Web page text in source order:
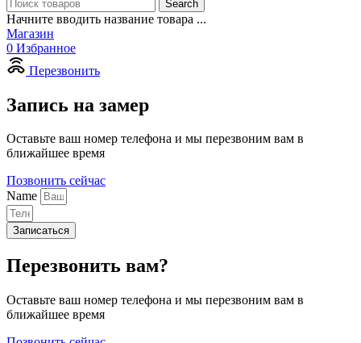
Search
Начните вводить название товара ...
Магазин
0 Избранное
Перезвонить
Запись на замер
Оставьте ваш номер телефона и мы перезвоним вам в
ближайшее время
Позвонить сейчас
Name
Записаться
Перезвонить вам?
Оставьте ваш номер телефона и мы перезвоним вам в
ближайшее время